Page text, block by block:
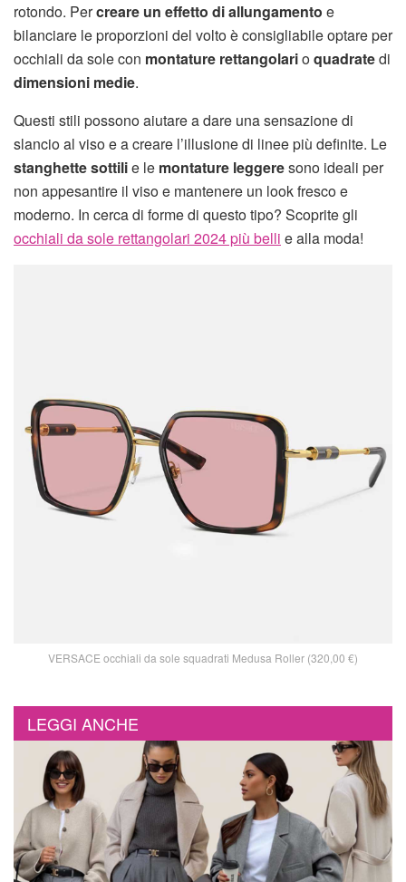
rotondo. Percreare un effetto di allungamento e
bilanciare le proporzioni del volto è consigliabile optare per
occhiali da sole con montature rettangolarioquadratedi
dimensioni medie.
Questi stili possono aiutare a dare una sensazione di
slancio al viso e a creare l’illusione di linee più definite. Le
stanghette sottilie le montature leggeresono ideali per
non appesantire il viso e mantenere un look fresco e
moderno. In cerca di forme di questo tipo? Scoprite gli
occhiali da sole rettangolari 2024 più belli e alla moda!
VERSACE occhiali da sole squadrati Medusa Roller (320,00 €)
LEGGI ANCHE